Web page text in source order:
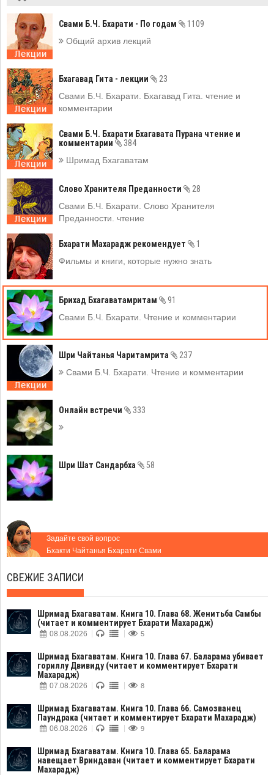
Свами Б.Ч. Бхарати - По годам
1109
Общий архив лекций
Бхагавад Гита - лекции
23
Свами Б.Ч. Бхарати. Бхагавад Гита. чтение и
комментарии
Свами Б.Ч. Бхарати Бхагавата Пурана чтение и
комментарии
384
Шримад Бхагаватам
Слово Хранителя Преданности
28
Свами Б.Ч. Бхарати. Слово Хранителя
Преданности. чтение
Бхарати Махарадж рекомендует
1
Фильмы и книги, которые нужно знать
Брихад Бхагаватамритам
91
Свами Б.Ч. Бхарати. Чтение и комментарии
Шри Чайтанья Чаритамрита
237
Свами Б.Ч. Бхарати. Чтение и комментарии
Онлайн встречи 333
Шри Шат Сандарбха 58
Задайте свой вопрос
Бхакти Чайтанья Бхарати Свами
СВЕЖИЕ ЗАПИСИ
Шримад Бхагаватам. Книга 10. Глава 68. Женитьба Самбы
(читает и комментирует Бхарати Махарадж)
08.08.2026 5
Шримад Бхагаватам. Книга 10. Глава 67. Баларама убивает
гориллу Двивиду (читает и комментирует Бхарати
Махарадж)
07.08.2026 8
Шримад Бхагаватам. Книга 10. Глава 66. Самозванец
Паундрака (читает и комментирует Бхарати Махарадж)
06.08.2026 9
Шримад Бхагаватам. Книга 10. Глава 65. Баларама
навещает Вриндаван (читает и комментирует Бхарати
Махарадж)